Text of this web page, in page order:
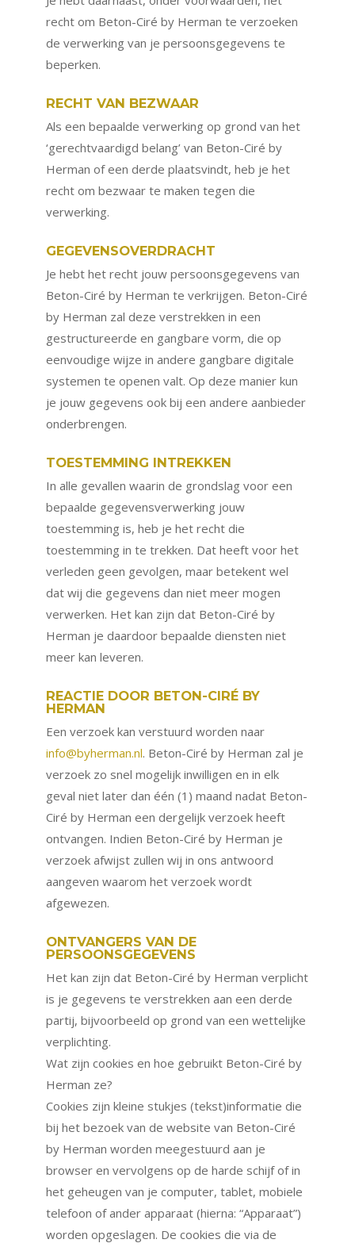
recht om Beton-Ciré by Herman te verzoeken
de verwerking van je persoonsgegevens te
beperken.
RECHT VAN BEZWAAR
Als een bepaalde verwerking op grond van het
‘gerechtvaardigd belang’ van Beton-Ciré by
Herman of een derde plaatsvindt, heb je het
recht om bezwaar te maken tegen die
verwerking.
GEGEVENSOVERDRACHT
Je hebt het recht jouw persoonsgegevens van
Beton-Ciré by Herman te verkrijgen. Beton-Ciré
by Herman zal deze verstrekken in een
gestructureerde en gangbare vorm, die op
eenvoudige wijze in andere gangbare digitale
systemen te openen valt. Op deze manier kun
je jouw gegevens ook bij een andere aanbieder
onderbrengen.
TOESTEMMING INTREKKEN
In alle gevallen waarin de grondslag voor een
bepaalde gegevensverwerking jouw
toestemming is, heb je het recht die
toestemming in te trekken. Dat heeft voor het
verleden geen gevolgen, maar betekent wel
dat wij die gegevens dan niet meer mogen
verwerken. Het kan zijn dat Beton-Ciré by
Herman je daardoor bepaalde diensten niet
meer kan leveren.
REACTIE DOOR BETON-CIRÉ BY
HERMAN
Een verzoek kan verstuurd worden naar
info@byherman.nl. Beton-Ciré by Herman zal je
verzoek zo snel mogelijk inwilligen en in elk
geval niet later dan één (1) maand nadat Beton-
Ciré by Herman een dergelijk verzoek heeft
ontvangen. Indien Beton-Ciré by Herman je
verzoek afwijst zullen wij in ons antwoord
aangeven waarom het verzoek wordt
afgewezen.
ONTVANGERS VAN DE
PERSOONSGEGEVENS
Het kan zijn dat Beton-Ciré by Herman verplicht
is je gegevens te verstrekken aan een derde
partij, bijvoorbeeld op grond van een wettelijke
verplichting.
Wat zijn cookies en hoe gebruikt Beton-Ciré by
Herman ze?
Cookies zijn kleine stukjes (tekst)informatie die
bij het bezoek van de website van Beton-Ciré
by Herman worden meegestuurd aan je
browser en vervolgens op de harde schijf of in
het geheugen van je computer, tablet, mobiele
telefoon of ander apparaat (hierna: “Apparaat”)
worden opgeslagen. De cookies die via de